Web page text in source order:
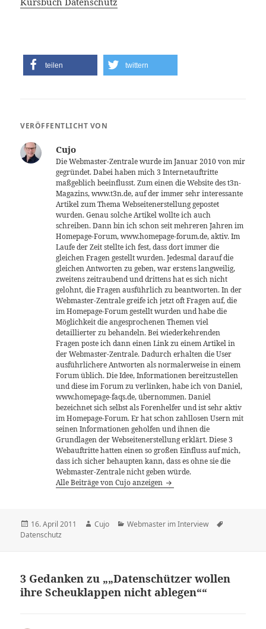
teilen twittern
VERÖFFENTLICHT VON
Cujo
Die Webmaster-Zentrale wurde im Januar 2010 von mir
gegründet. Dabei haben mich 3 Internetauftritte
maßgeblich beeinflusst. Zum einen die Website des t3n-
Magazins, www.t3n.de, auf der immer sehr interessante
Artikel zum Thema Webseitenerstellung gepostet
wurden. Genau solche Artikel wollte ich auch
schreiben. Dann bin ich schon seit mehreren Jahren im
Homepage-Forum, www.homepage-forum.de, aktiv. Im
Laufe der Zeit stellte ich fest, dass dort immer die
gleichen Fragen gestellt wurden. Jedesmal darauf die
gleichen Antworten zu geben, war erstens langweilig,
zweitens zeitraubend und drittens hat es sich nicht
gelohnt, die Fragen ausführlich zu beantworten. In der
Webmaster-Zentrale greife ich jetzt oft Fragen auf, die
im Homepage-Forum gestellt wurden und habe die
Möglichkeit die angesprochenen Themen viel
detaillierter zu behandeln. Bei wiederkehrenden
Fragen poste ich dann einen Link zu einem Artikel in
der Webmaster-Zentrale. Dadurch erhalten die User
ausführlichere Antworten als normalerweise in einem
Forum üblich. Die Idee, Informationen bereitzustellen
und diese im Forum zu verlinken, habe ich von Daniel,
www.homepage-faqs.de, übernommen. Daniel
bezeichnet sich selbst als Forenhelfer und ist sehr aktiv
im Homepage-Forum. Er hat schon zahllosen Usern mit
seinen Informationen geholfen und ihnen die
Grundlagen der Webseitenerstellung erklärt. Diese 3
Webauftritte hatten einen so großen Einfluss auf mich,
dass ich sicher behaupten kann, dass es ohne sie die
Webmaster-Zentrale nicht geben würde.
Alle Beiträge von Cujo anzeigen
Veröffentlicht
am
16. April 2011 Autor
Cujo Kategorien
Webmaster im Interview
Datenschutz
3 Gedanken zu „„Datenschützer wollen
ihre Scheuklappen nicht ablegen““